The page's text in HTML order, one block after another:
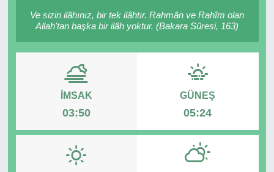
Ve sizin ilâhınız, bir tek ilâhtır. Rahmân ve Rahîm olan
Allah'tan başka bir ilâh yoktur. (Bakara Sûresi, 163)
İMSAK
03:50
GÜNEŞ
05:24
RESMİ REKLAM